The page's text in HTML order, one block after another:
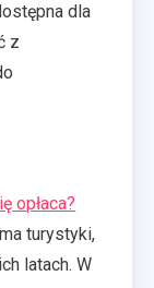
dla
z
opłaca?
turystyki,
latach. W